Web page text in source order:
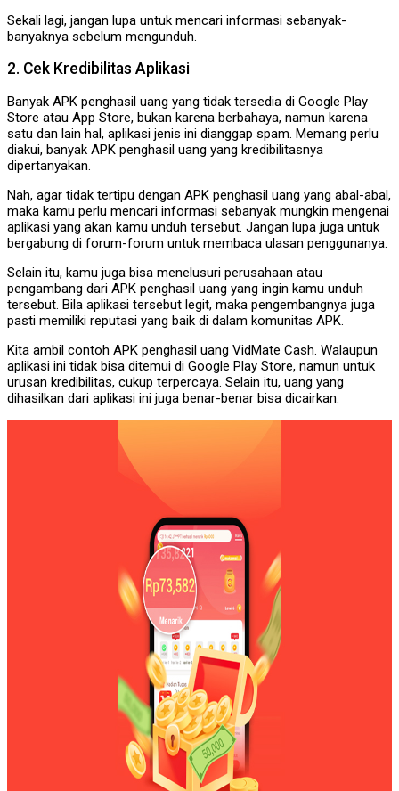
Sekali lagi, jangan lupa untuk mencari informasi sebanyak-
banyaknya sebelum mengunduh.
2. Cek Kredibilitas Aplikasi
Banyak APK penghasil uang yang tidak tersedia di Google Play
Store atau App Store, bukan karena berbahaya, namun karena
satu dan lain hal, aplikasi jenis ini dianggap spam. Memang perlu
diakui, banyak APK penghasil uang yang kredibilitasnya
dipertanyakan.
Nah, agar tidak tertipu dengan APK penghasil uang yang abal-abal,
maka kamu perlu mencari informasi sebanyak mungkin mengenai
aplikasi yang akan kamu unduh tersebut. Jangan lupa juga untuk
bergabung di forum-forum untuk membaca ulasan penggunanya.
Selain itu, kamu juga bisa menelusuri perusahaan atau
pengambang dari APK penghasil uang yang ingin kamu unduh
tersebut. Bila aplikasi tersebut legit, maka pengembangnya juga
pasti memiliki reputasi yang baik di dalam komunitas APK.
Kita ambil contoh APK penghasil uang VidMate Cash. Walaupun
aplikasi ini tidak bisa ditemui di Google Play Store, namun untuk
urusan kredibilitas, cukup terpercaya. Selain itu, uang yang
dihasilkan dari aplikasi ini juga benar-benar bisa dicairkan.